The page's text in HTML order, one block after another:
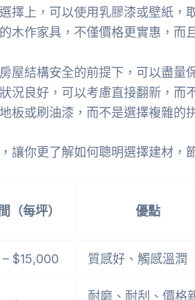
擇上，可以使用乳膠漆或壁紙，
木作家具，不僅價格更實惠，而
屋結構安全的前提下，可以盡量
況良好，可以考慮直接翻新，而
板或刷油漆，而不是選擇複雜的
讓你更了解如何聰明選擇建材，
（每坪） 優點
$15,000 質感好、觸感溫潤
耐磨、耐刮、價格